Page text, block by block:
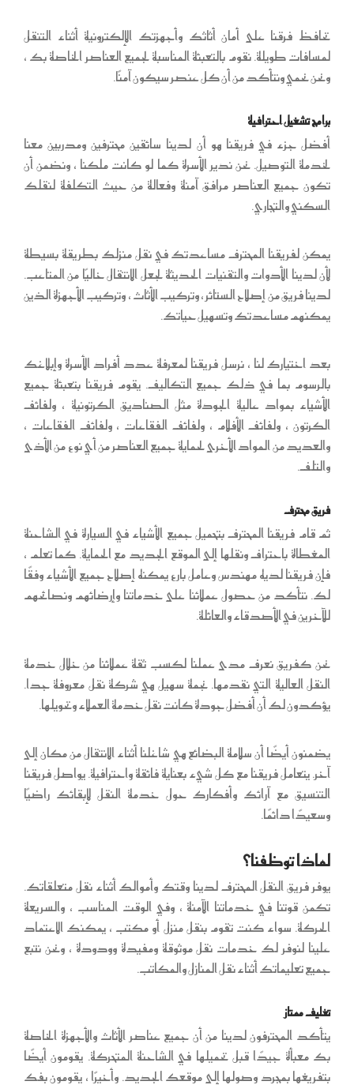
تحافظ فرقنا على أمان أثاثك وأجهزتك الإلكترونية أثناء التنقل
لمسافات طويلة. نقوم بالتعبئة المناسبة لجميع العناصر الخاصة بك ،
ونحن نحمي ونتأكد من أن كل عنصر سيكون آمنًا.
برامج تشغيل احترافية
أفضل جزء في فريقنا هو أن لدينا سائقين محترفين ومدربين معنا
لخدمة التوصيل. نحن ندير الأسرة كما لو كانت ملكنا ، ونضمن أن
تكون جميع العناصر مرافق آمنة وفعالة من حيث التكلفة لنقلك
السكني والتجاري.
يمكن لفريقنا المحترف مساعدتك في نقل منزلك بطريقة بسيطة
لأن لدينا الأدوات والتقنيات الحديثة لجعل الانتقال خاليًا من المتاعب.
لدينا فريق من إصلاح الستائر ، وتركيب الأثاث ، وتركيب الأجهزة الذين
يمكنهم مساعدتك وتسهيل حياتك.
بعد اختيارك لنا ، نرسل فريقنا لمعرفة عدد أفراد الأسرة وإبلاغك
بالرسوم بما في ذلك جميع التكاليف. يقوم فريقنا بتعبئة جميع
الأشياء بمواد عالية الجودة مثل الصناديق الكرتونية ، ولفائف
الكرتون ، ولفائف الأفلام ، ولفائف الفقاعات ، ولفائف الفقاعات ،
والعديد من المواد الأخرى لحماية جميع العناصر من أي نوع من الأذى
والتلف.
فريق محترف
ثم قام فريقنا المحترف بتحميل جميع الأشياء في السيارة في الشاحنة
المغطاة باحتراف ونقلها إلى الموقع الجديد مع الحماية. كما تعلم ،
فإن فريقنا لديه مهندس وعامل بارع يمكنه إصلاح جميع الأشياء وفقًا
لك. نتأكد من حصول عملائنا على خدماتنا وإرضائهم ونصائحهم
للآخرين في الأصدقاء والعائلة.
نحن كفريق نعرف مدى عملنا لكسب ثقة عملائنا من خلال خدمة
النقل العالية التي نقدمها. نجمة سهيل هي شركة نقل معروفة جدا.
يؤكدون لك أن أفضل جودة كانت نقل خدمة العملاء وتحويلها.
يضمنون أيضًا أن سلامة البضائع هي شاغلنا أثناء الانتقال من مكان إلى
آخر. يتعامل فريقنا مع كل شيء بعناية فائقة واحترافية. يواصل فريقنا
التنسيق مع آرائك وأفكارك حول خدمة النقل لإبقائك راضيًا
وسعيدًا دائمًا.
لماذا توظفنا؟
يوفر فريق النقل المحترف لدينا وقتك وأموالك أثناء نقل متعلقاتك.
تكمن قوتنا في خدماتنا الآمنة ، وفي الوقت المناسب ، والسريعة
الحركة. سواء كنت تقوم بنقل منزل أو مكتب ، يمكنك الاعتماد
علينا لنوفر لك خدمات نقل موثوقة ومفيدة وودودة ، ونحن نتبع
جميع تعليماتك أثناء نقل المنازل والمكاتب.
تغليف ممتاز
يتأكد المحترفون لدينا من أن جميع عناصر الأثاث والأجهزة الخاصة
بك معبأة جيدًا قبل تحميلها في الشاحنة المتحركة. يقومون أيضًا
بتفريغها بمجرد وصولها إلى موقعك الجديد. وأخيرًا ، يقومون بفك